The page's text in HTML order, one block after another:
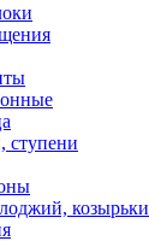
ступени
козырьки